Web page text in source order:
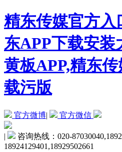
精东传媒官方入
东APP下载安装
黄板APP,精东
载污版
官方微博| 官方微信
|
咨询热线：020-
18924129401,18929502661